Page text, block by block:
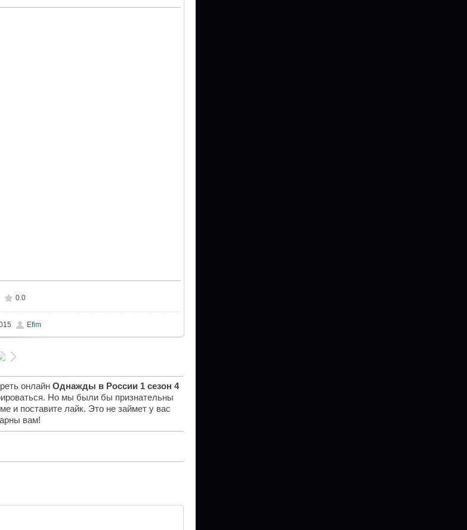
0.0
Efim
онлайн Однажды в России 1 сезон 4
Но мы были бы признательны
и поставите лайк. Это не займет у вас
вам!